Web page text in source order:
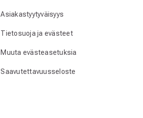
Asiakastyytyväisyys
Tietosuoja ja evästeet
Muuta evästeasetuksia
Saavutettavuusseloste